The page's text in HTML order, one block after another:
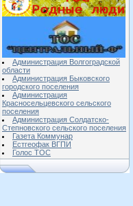
Администрация Волгоградской
области
Администрация Быковского
городского поселения
Администрация
Красносельцевского сельского
поселения
Администрация Солдатско-
Степновского сельского поселения
Газета Коммунар
Естгеофак ВГПИ
Голос ТОС